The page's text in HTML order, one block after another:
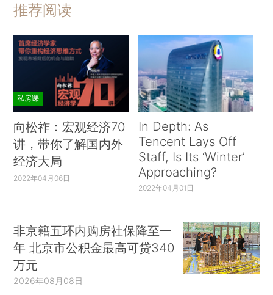
推荐阅读
私房课
向松祚：宏观经济70
讲，带你了解国内外
经济大局
2022年04月06日
In Depth: As
Tencent Lays Off
Staff, Is Its ‘Winter’
Approaching?
2022年04月01日
非京籍五环内购房社保降至一
年 北京市公积金最高可贷340
万元
2026年08月08日